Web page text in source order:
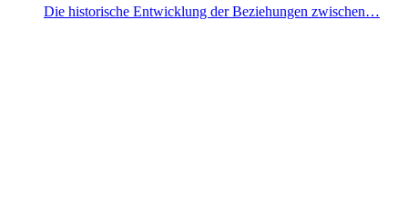
Die historische Entwicklung der Beziehungen zwischen…